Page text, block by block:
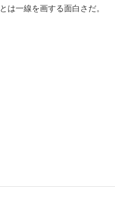
は一線を画する面白さだ。